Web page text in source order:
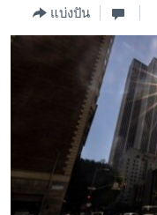
ข้าม
ธุรกิจ
วิทยาศาสตร์
สังคมและสุขภาพ
ตรวจสอบข่าว
เรียนรู้ภาษาอังกฤษ
พอดคาสต์
แบ่งปัน